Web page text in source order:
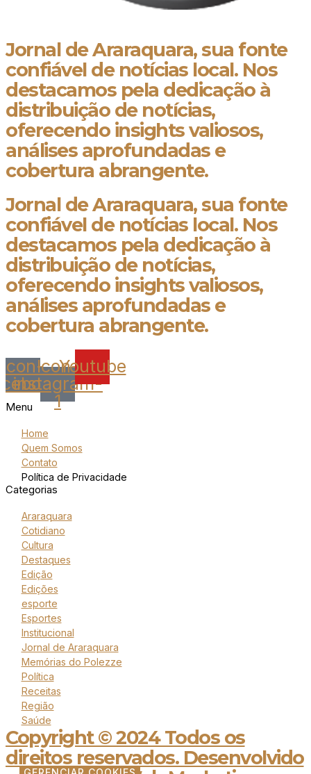
Jornal de Araraquara, sua fonte
confiável de notícias local. Nos
destacamos pela dedicação à
distribuição de notícias,
oferecendo insights valiosos,
análises aprofundadas e
cobertura abrangente.
Jornal de Araraquara, sua fonte
confiável de notícias local. Nos
destacamos pela dedicação à
distribuição de notícias,
oferecendo insights valiosos,
análises aprofundadas e
cobertura abrangente.
Icon-Icon-
instagram-
1
Youtube
Menu
Home
Quem Somos
Contato
Política de Privacidade
Categorias
Araraquara
Cotidiano
Cultura
Destaques
Edição
Edições
esporte
Esportes
Institucional
Jornal de Araraquara
Memórias do Polezze
Política
Receitas
Região
Saúde
Copyright © 2024 Todos os
direitos reservados. Desenvolvido